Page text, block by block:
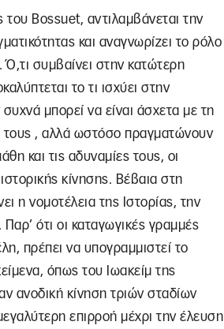
Bossuet, αντιλαμβάνεται την
και αναγνωρίζει το ρόλο
συμβαίνει στην κατώτερη
το τι ισχύει στην
μπορεί να είναι άσχετα με τη
τους , αλλά ωστόσο πραγματώνουν
και τις αδυναμίες τους, οι
κίνησης. Βέβαια στη
η νομοτέλεια της Ιστορίας, την
ότι οι καταγωγικές γραμμές
πρέπει να υπογραμμιστεί το
όπως του Ιωακείμ της
ανοδική κίνηση τριών σταδίων
επιρροή μέχρι την έλευση